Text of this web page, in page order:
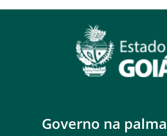
Governo na